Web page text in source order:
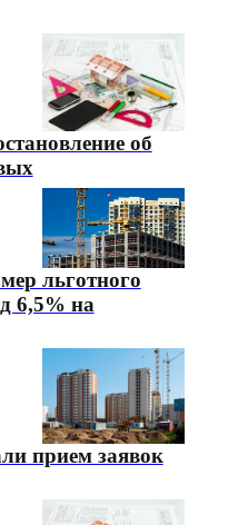
об
льготного
6,5% на
прием заявок